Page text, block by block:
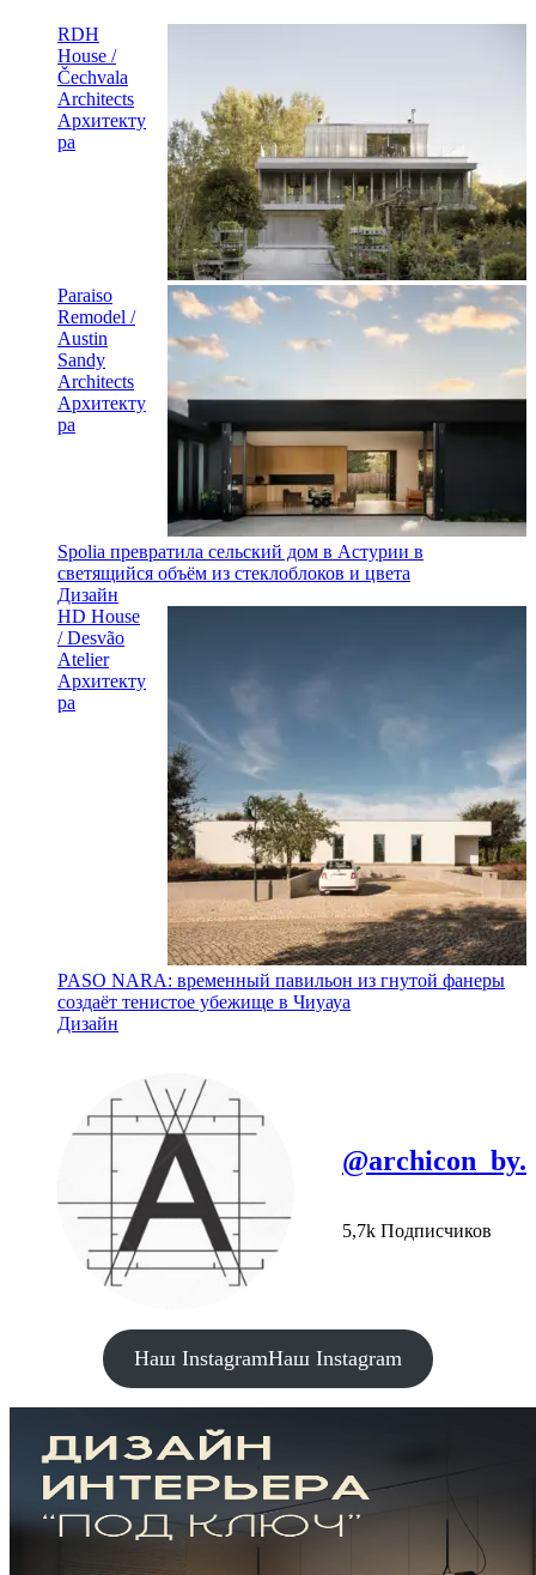
RDH
House /
Čechvala
Architects
Архитекту
ра
Paraiso
Remodel /
Austin
Sandy
Architects
Архитекту
ра
Spolia превратила сельский дом в Астурии в
светящийся объём из стеклоблоков и цвета
Дизайн
HD House
/ Desvão
Atelier
Архитекту
ра
PASO NARA: временный павильон из гнутой фанеры
создаёт тенистое убежище в Чиуауа
Дизайн
@archicon_by.
5,7k Подписчиков
Наш InstagramНаш Instagram